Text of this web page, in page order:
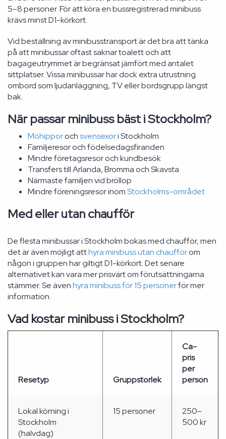
5–8 personer. För att köra en bussregistrerad minibuss
krävs minst D1-körkort.
Vid beställning av minibusstransport är det bra att tänka
på att minibussar oftast saknar toalett och att
bagageutrymmet är begränsat jämfört med antalet
sittplatser. Vissa minibussar har dock extra utrustning
ombord som ljudanläggning, TV eller bordsgrupp längst
bak.
När passar minibuss bäst i Stockholm?
Möhipporochsvensexori Stockholm
Familjeresor och födelsedagsfiranden
Mindre företagsresor och kundbesök
Transfers till Arlanda, Bromma och Skavsta
Närmaste familjen vid bröllop
Mindre föreningsresor inomStockholms-området
Med eller utan chaufför
De flesta minibussar i Stockholm bokas med chaufför, men
det är även möjligt atthyra minibuss utan chaufförom
någon i gruppen har giltigt D1-körkort. Det senare
alternativet kan vara mer prisvärt om förutsättningarna
stämmer. Se ävenhyra minibuss för 15 personerför mer
information.
Vad kostar minibuss i Stockholm?
Resetyp Gruppstorlek
Ca-
pris
per
person
Lokal körning i
Stockholm
(halvdag)
15 personer
250–
500 kr